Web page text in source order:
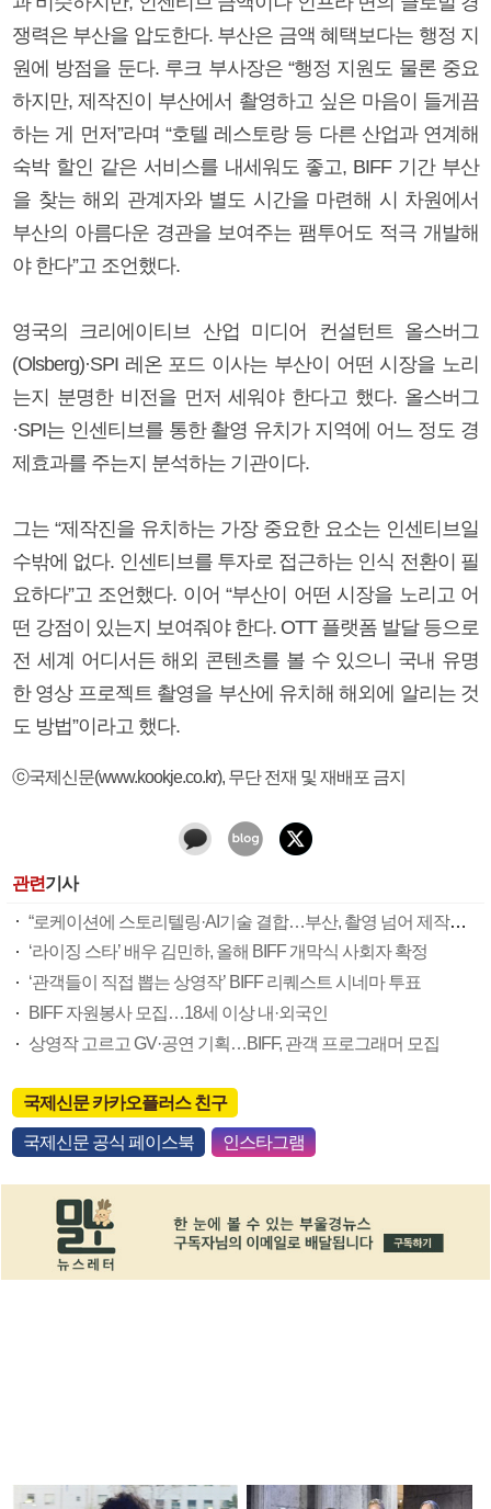
쟁력은 부산을 압도한다. 부산은 금액 혜택보다는 행정 지
원에 방점을 둔다. 루크 부사장은 “행정 지원도 물론 중요
하지만, 제작진이 부산에서 촬영하고 싶은 마음이 들게끔
하는 게 먼저”라며 “호텔 레스토랑 등 다른 산업과 연계해
숙박 할인 같은 서비스를 내세워도 좋고, BIFF 기간 부산
을 찾는 해외 관계자와 별도 시간을 마련해 시 차원에서
부산의 아름다운 경관을 보여주는 팸투어도 적극 개발해
야 한다”고 조언했다.
영국의 크리에이티브 산업 미디어 컨설턴트 올스버그
(Olsberg)·SPI 레온 포드 이사는 부산이 어떤 시장을 노리
는지 분명한 비전을 먼저 세워야 한다고 했다. 올스버그
·SPI는 인센티브를 통한 촬영 유치가 지역에 어느 정도 경
제효과를 주는지 분석하는 기관이다.
그는 “제작진을 유치하는 가장 중요한 요소는 인센티브일
수밖에 없다. 인센티브를 투자로 접근하는 인식 전환이 필
요하다”고 조언했다. 이어 “부산이 어떤 시장을 노리고 어
떤 강점이 있는지 보여줘야 한다. OTT 플랫폼 발달 등으로
전 세계 어디서든 해외 콘텐츠를 볼 수 있으니 국내 유명
한 영상 프로젝트 촬영을 부산에 유치해 해외에 알리는 것
도 방법”이라고 했다.
ⓒ국제신문(www.kookje.co.kr), 무단 전재 및 재배포 금지
관련기사
“로케이션에 스토리텔링·AI기술 결합…부산, 촬영 넘어 제작도시 진화 가능”
‘라이징 스타’ 배우 김민하, 올해 BIFF 개막식 사회자 확정
‘관객들이 직접 뽑는 상영작’ BIFF 리퀘스트 시네마 투표
BIFF 자원봉사 모집…18세 이상 내·외국인
상영작 고르고 GV·공연 기획…BIFF, 관객 프로그래머 모집
국제신문 카카오플러스 친구
국제신문 공식 페이스북 인스타그램